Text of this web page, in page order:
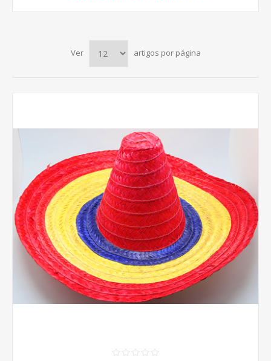
Ver artigos por página